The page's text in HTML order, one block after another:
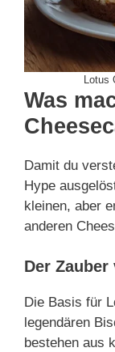
Lotus
Was
Damit du
Hype
kleinen, aber
anderen
Der
Die Basis für
legendären
bestehen aus